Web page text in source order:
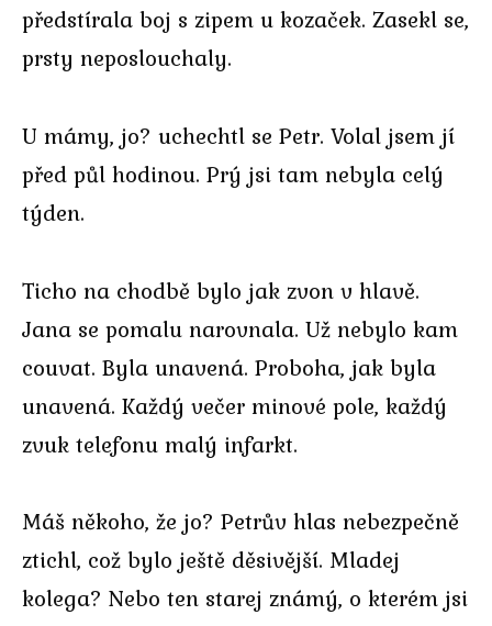
předstírala boj s zipem u kozaček. Zasekl se,
prsty neposlouchaly.
U mámy, jo? uchechtl se Petr. Volal jsem jí
před půl hodinou. Prý jsi tam nebyla celý
týden.
Ticho na chodbě bylo jak zvon v hlavě.
Jana se pomalu narovnala. Už nebylo kam
couvat. Byla unavená. Proboha, jak byla
unavená. Každý večer minové pole, každý
zvuk telefonu malý infarkt.
Máš někoho, že jo? Petrův hlas nebezpečně
ztichl, což bylo ještě děsivější. Mladej
kolega? Nebo ten starej známý, o kterém jsi